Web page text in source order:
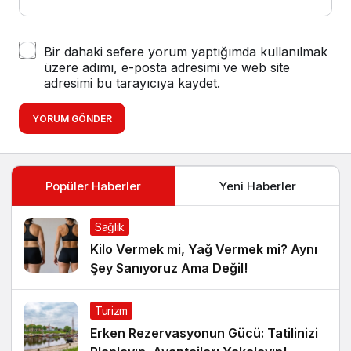
Bir dahaki sefere yorum yaptığımda kullanılmak
üzere adımı, e-posta adresimi ve web site
adresimi bu tarayıcıya kaydet.
YORUM GÖNDER
Popüler Haberler Yeni Haberler
Sağlık
Kilo Vermek mi, Yağ Vermek mi? Aynı
Şey Sanıyoruz Ama Değil!
Turizm
Erken Rezervasyonun Gücü: Tatilinizi